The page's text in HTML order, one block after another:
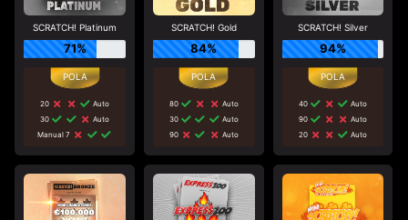
SCRATCH! Platinum
71%
20
Auto
30
Auto
Manual 7
SCRATCH! Gold
84%
80
Auto
30
Auto
90
Auto
SCRATCH! Silver
94%
40
Auto
90
Auto
20
Auto